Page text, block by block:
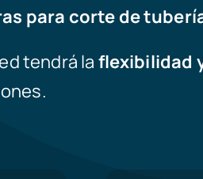
para corte de
tendrá la flexibilidad